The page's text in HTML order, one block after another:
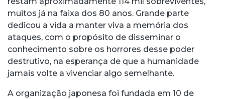
muitos já na faixa dos 80 anos. Grande parte
dedicou a vida a manter viva a memória dos
ataques, com o propósito de disseminar o
conhecimento sobre os horrores desse poder
destrutivo, na esperança de que a humanidade
jamais volte a vivenciar algo semelhante.
A organização japonesa foi fundada em 10 de